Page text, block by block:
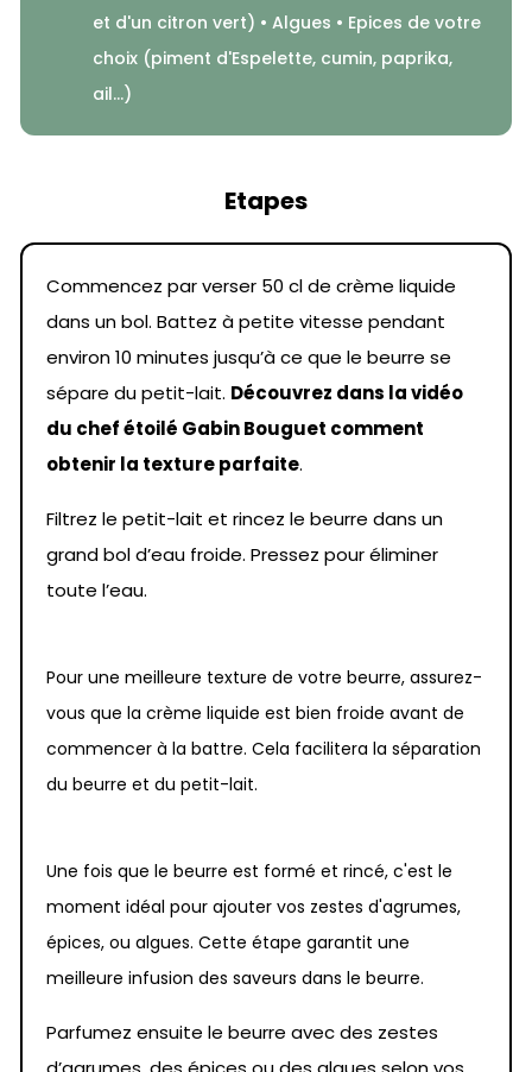
et d'un citron vert) • Algues • Epices de votre
choix (piment d'Espelette, cumin, paprika,
ail...)
Etapes
Commencez par verser 50 cl de crème liquide
dans un bol. Battez à petite vitesse pendant
environ 10 minutes jusqu’à ce que le beurre se
sépare du petit-lait. Découvrez dans la vidéo
du chef étoilé Gabin Bouguet comment
obtenir la texture parfaite.
Filtrez le petit-lait et rincez le beurre dans un
grand bol d’eau froide. Pressez pour éliminer
toute l’eau.
Pour une meilleure texture de votre beurre, assurez-
vous que la crème liquide est bien froide avant de
commencer à la battre. Cela facilitera la séparation
du beurre et du petit-lait.
Une fois que le beurre est formé et rincé, c'est le
moment idéal pour ajouter vos zestes d'agrumes,
épices, ou algues. Cette étape garantit une
meilleure infusion des saveurs dans le beurre.
Parfumez ensuite le beurre avec des zestes